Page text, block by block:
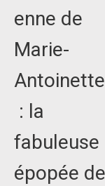
enne de
Marie-
: la
fabuleuse
épopée de